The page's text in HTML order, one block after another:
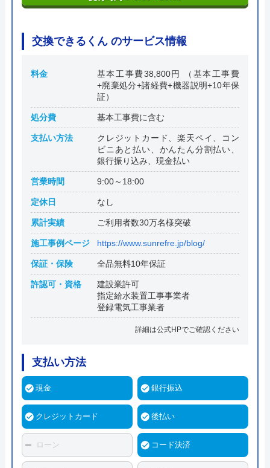
交換できるくん のサービス情報
料金
基本工事費38,800円 （基本工事費
+廃棄処分+諸経費+機器説明+10年保
証）
処分費 基本工事費に含む
支払い方法
クレジットカード、楽天ペイ、コン
ビニあと払い、かんたん分割払い、
銀行振り込み、現金払い
営業時間 9:00～18:00
定休日 なし
累計実績 ご利用者数30万名様突破
施工事例ページ https://www.sunrefre.jp/blog/
保証・保険 全品無料10年保証
許認可・資格
建設業許可
指定給水装置工事事業者
登録電気工事業者
詳細は公式HPでご確認ください
支払い方法
現金 銀行振込
クレジットカード 後払い
ローン コード決済